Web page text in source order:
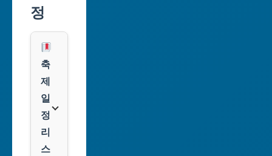
역
광
주
광
역
시
대
레
쿠
팡
클
룩
정
축
제
일
정
리
스